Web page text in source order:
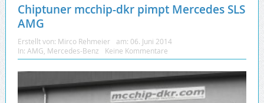
Chiptuner mcchip-dkr pimpt Mercedes SLS
AMG
Erstellt von: Mirco Rehmeier am: 06. Juni 2014
In: AMG Mercedes-Benz Keine Kommentare